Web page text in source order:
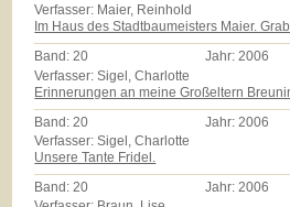
Verfasser: Maier, Reinhold
Im Haus des Stadtbaumeisters Maier.
Band:20 Jahr:2006
Verfasser: Sigel, Charlotte
Erinnerungen an meine Großeltern
Band:20 Jahr:2006
Verfasser: Sigel, Charlotte
Unsere Tante Fridel.
Band:20 Jahr:2006